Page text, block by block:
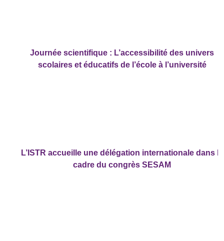
Journée scientifique : L’accessibilité des univers
scolaires et éducatifs de l’école à l’université
L’ISTR accueille une délégation internationale dans le
cadre du congrès SESAM